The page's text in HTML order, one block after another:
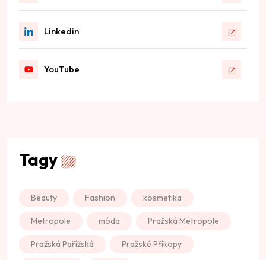
Linkedin
YouTube
Tagy
Beauty Fashion kosmetika
Metropole móda Pražská Metropole
Pražská Pařížská Pražské Příkopy